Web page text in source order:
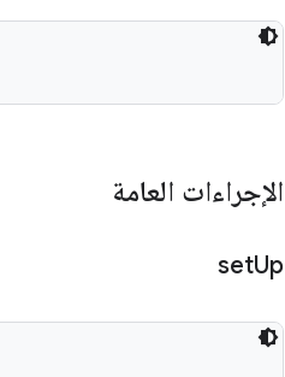
الإجراءات العامة
setUp